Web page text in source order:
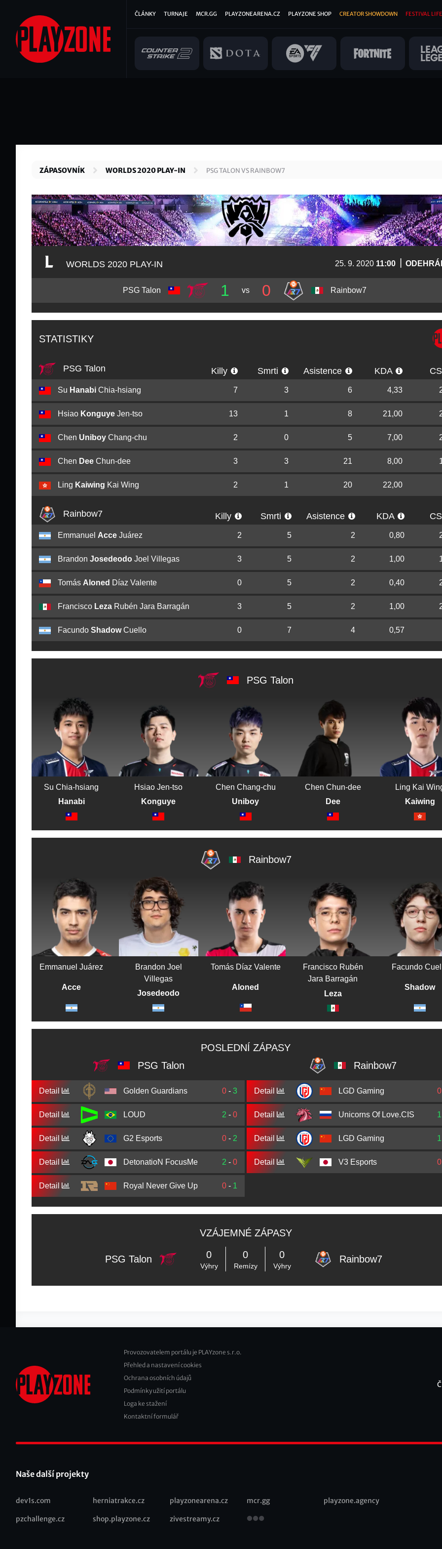
hlavnímu
obsahu
Hlavní
ČLÁNKY TURNAJE MCR.GG PLAYZONEARENA.CZ PLAYZONE SHOP CREATOR SHOWDOWN FESTIVAL
ZÁPASOVNÍK WORLDS 2020 PLAY-IN PSG TALON VS RAINBOW7
WORLDS 2020 PLAY-IN 25. 9. 2020 11:00
PSG Talon 1 vs 0 Rainbow7
STATISTIKY
PSG Talon Killy Smrti Asistence KDA
Su Hanabi Chia-hsiang 7 3 6 4,33
Hsiao Konguye Jen-tso 13 1 8 21,00
Chen Uniboy Chang-chu 2 0 5 7,00
Chen Dee Chun-dee 3 3 21 8,00
Ling Kaiwing Kai Wing 2 1 20 22,00
Rainbow7 Killy Smrti Asistence KDA
Emmanuel Acce Juárez 2 5 2 0,80
Brandon Josedeodo Joel Villegas 3 5 2 1,00
Tomás Aloned Díaz Valente 0 5 2 0,40
Francisco Leza Rubén Jara Barragán 3 5 2 1,00
Facundo Shadow Cuello 0 7 4 0,57
PSG Talon
Su Chia-hsiang
Hanabi
Hsiao Jen-tso
Konguye
Chen Chang-chu
Uniboy
Chen Chun-dee
Dee
Ling Kai
Kaiwing
Rainbow7
Emmanuel Juárez
Acce
Brandon Joel
Villegas
Josedeodo
Tomás Díaz Valente
Aloned
Francisco Rubén
Jara Barragán
Leza
Facundo
Shadow
POSLEDNÍ ZÁPASY
PSG Talon
Rainbow7
Detail Golden Guardians 0 - 3
Detail LOUD 2 - 0
Detail G2 Esports 0 - 2
Detail DetonatioN FocusMe 2 - 0
Detail Royal Never Give Up 0 - 1
Detail LGD Gaming 0
Detail Unicorns Of Love.CIS 1
Detail LGD Gaming 1
Detail V3 Esports 0
VZÁJEMNÉ ZÁPASY
PSG Talon 0
Výhry
0
Remízy
0
Výhry
Rainbow7
Footer
2
Provozovatelem portálu je PLAYzone s.r.o.
Přehled a nastavení cookies
Ochrana osobních údajů
Podmínky užití portálu
Loga ke stažení
Kontaktní formulář
Naše další projekty
Recommended
dev1s.com herniatrakce.cz playzonearena.cz mcr.gg playzone.agency
pzchallenge.cz shop.playzone.cz zivestreamy.cz